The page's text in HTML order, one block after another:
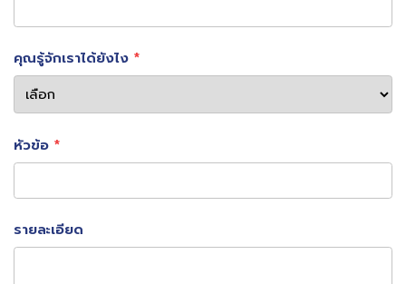
(Cargo Services & Logistics)
นอกจากผู้โดยสารแล้ว “Cargo” หรือการขนส่งสินค้า เป็นอีก
สินค้าอุณหภูมิควบคุม (Cold Chain)
คุณรู้จักเราได้ยังไง
หัวข้อ
รายละเอียด